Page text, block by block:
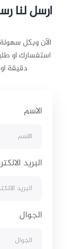
ارسل لنا
الآن وبكل
دقيقة
الاسم
البريد
الجوال